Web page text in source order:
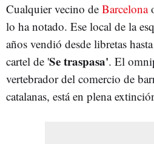
Cualquier vecino de Barcelona
lo ha notado. Ese local de la
años vendió desde libretas
cartel de 'Se traspasa'. El
vertebrador del comercio de
catalanas, está en plena